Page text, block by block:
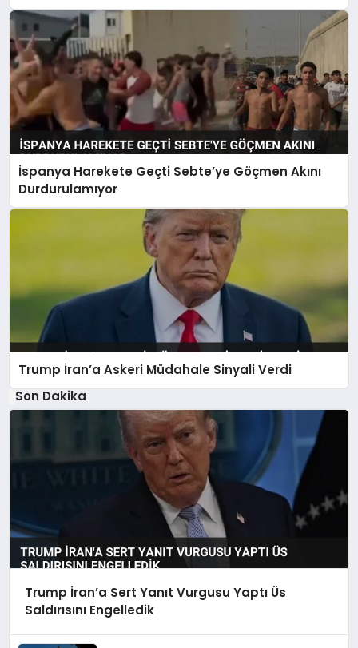
İspanya Harekete Geçti Sebte’ye Göçmen Akını
Durdurulamıyor
Trump İran’a Askeri Müdahale Sinyali Verdi
Son Dakika
Trump İran’a Sert Yanıt Vurgusu Yaptı Üs
Saldırısını Engelledik